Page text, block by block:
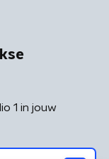
1 in jouw